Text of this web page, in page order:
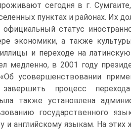
сегодня в г.
пунктах и районах. Их
статус
экономики, а также
и переходе на
медленно, в 2001 году
усовершенствовании
завершить процесс
также установлена
государственного
и английскому языкам. На